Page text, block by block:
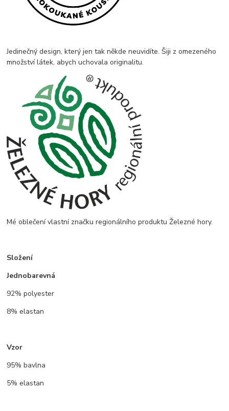
Jedinečný design, který jen tak někde neuvidíte. Šiji z omezeného
množství látek, abych uchovala originalitu.
Mé oblečení vlastní značku regionálního produktu Železné hory.
Složení
Jednobarevná
92% polyester
8% elastan
Vzor
95% bavlna
5% elastan